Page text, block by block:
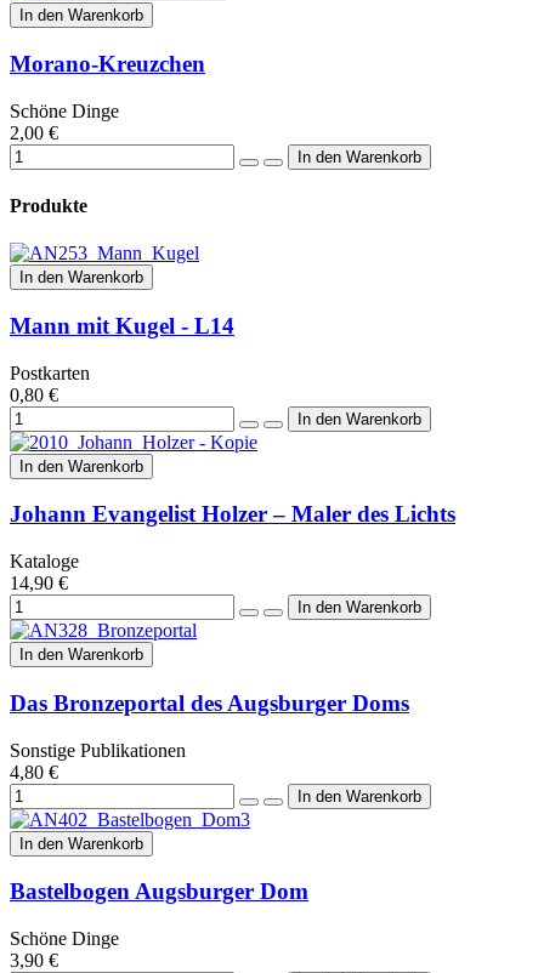
In den Warenkorb
Morano-Kreuzchen
Schöne Dinge
2,00 €
Produkte
In den Warenkorb
Mann mit Kugel - L14
Postkarten
0,80 €
In den Warenkorb
Johann Evangelist Holzer – Maler des Lichts
Kataloge
14,90 €
In den Warenkorb
Das Bronzeportal des Augsburger Doms
Sonstige Publikationen
4,80 €
In den Warenkorb
Bastelbogen Augsburger Dom
Schöne Dinge
3,90 €